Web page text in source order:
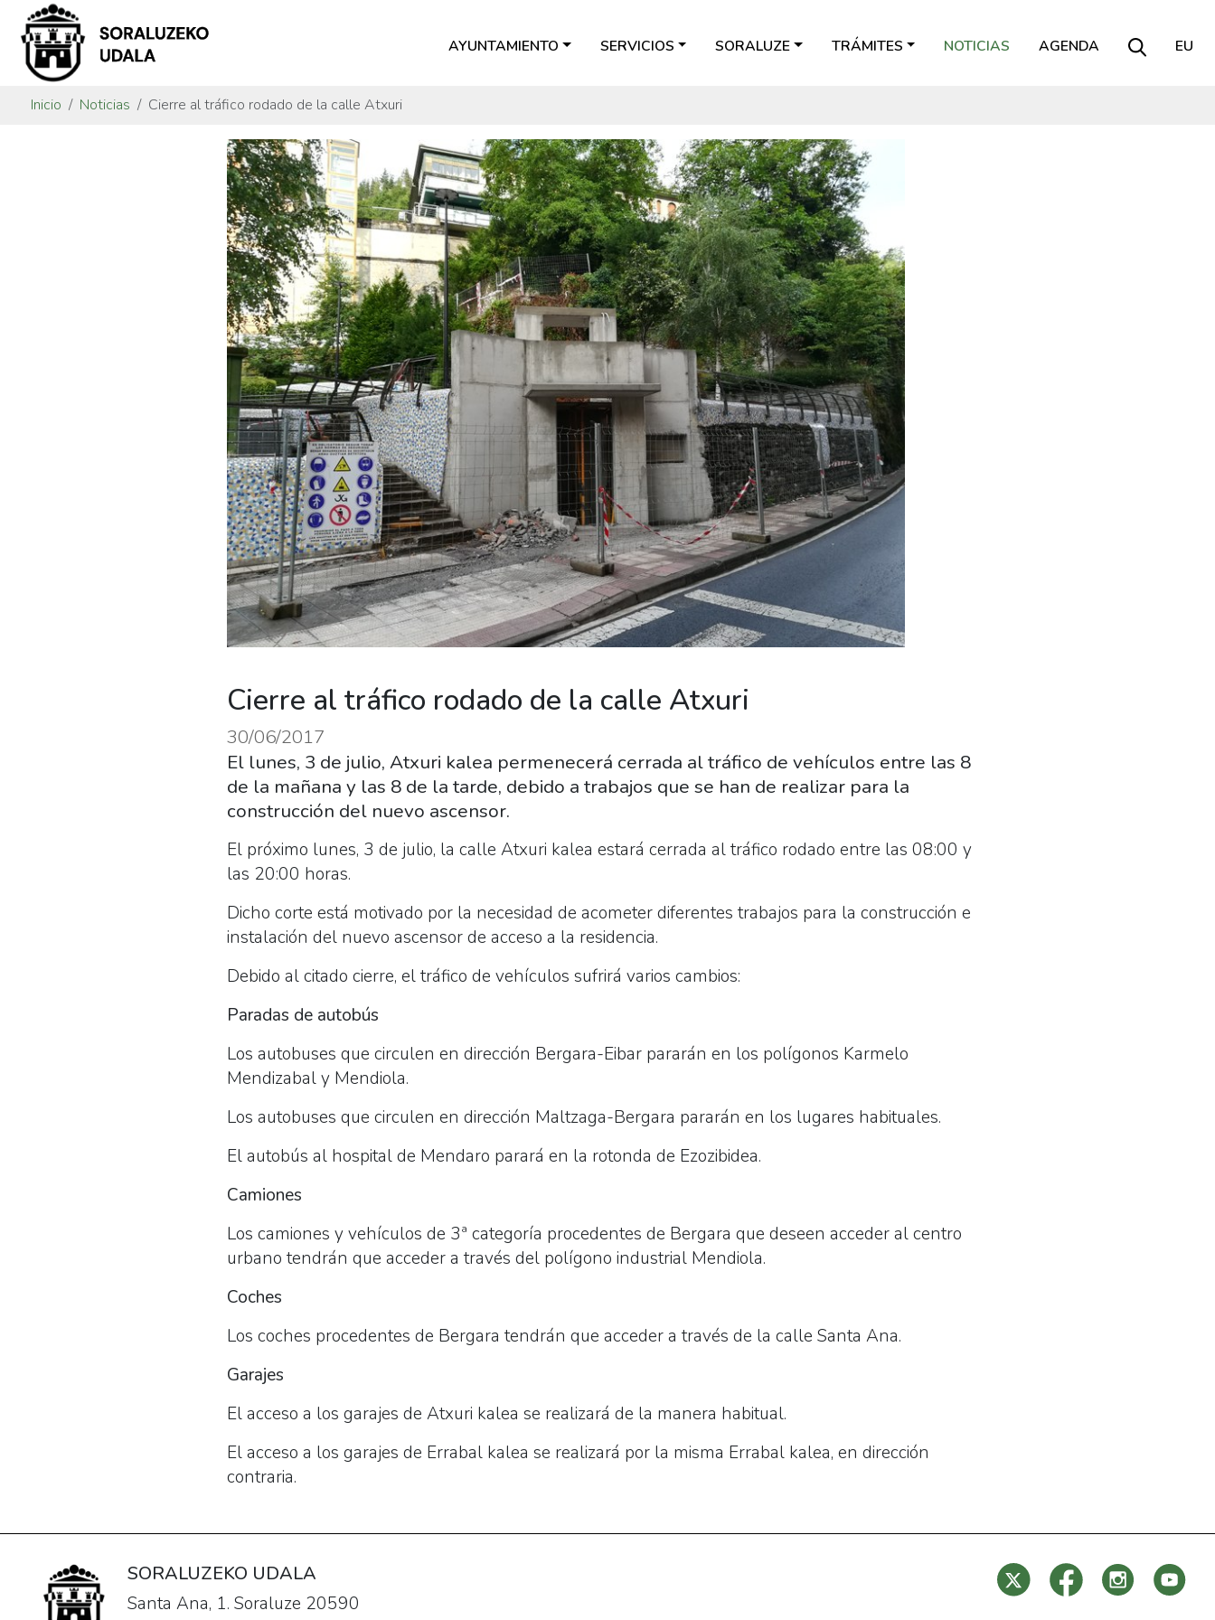
AYUNTAMIENTO SERVICIOS SORALUZE TRÁMITES NOTICIAS AGENDA EU
Inicio Noticias Cierre al tráfico rodado de la calle Atxuri
Cierre al tráfico rodado de la calle Atxuri
30/06/2017
El lunes, 3 de julio, Atxuri kalea permenecerá cerrada al tráfico de vehículos entre las 8
de la mañana y las 8 de la tarde, debido a trabajos que se han de realizar para la
construcción del nuevo ascensor.
El próximo lunes, 3 de julio, la calle Atxuri kalea estará cerrada al tráfico rodado entre las 08:00 y
las 20:00 horas.
Dicho corte está motivado por la necesidad de acometer diferentes trabajos para la construcción e
instalación del nuevo ascensor de acceso a la residencia.
Debido al citado cierre, el tráfico de vehículos sufrirá varios cambios:
Paradas de autobús
Los autobuses que circulen en dirección Bergara-Eibar pararán en los polígonos Karmelo
Mendizabal y Mendiola.
Los autobuses que circulen en dirección Maltzaga-Bergara pararán en los lugares habituales.
El autobús al hospital de Mendaro parará en la rotonda de Ezozibidea.
Camiones
Los camiones y vehículos de 3ª categoría procedentes de Bergara que deseen acceder al centro
urbano tendrán que acceder a través del polígono industrial Mendiola.
Coches
Los coches procedentes de Bergara tendrán que acceder a través de la calle Santa Ana.
Garajes
El acceso a los garajes de Atxuri kalea se realizará de la manera habitual.
El acceso a los garajes de Errabal kalea se realizará por la misma Errabal kalea, en dirección
contraria.
SORALUZEKO UDALA
Santa Ana, 1. Soraluze 20590